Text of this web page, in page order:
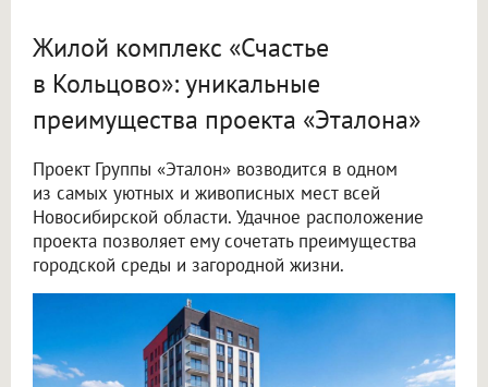
Жилой комплекс «Счастье
в Кольцово»: уникальные
преимущества проекта «Эталона»
Проект Группы «Эталон» возводится в одном
из самых уютных и живописных мест всей
Новосибирской области. Удачное расположение
проекта позволяет ему сочетать преимущества
городской среды и загородной жизни.